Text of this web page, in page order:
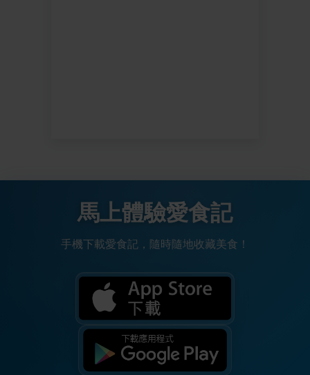
馬上體驗愛食記
手機下載愛食記，隨時隨地收藏美食！